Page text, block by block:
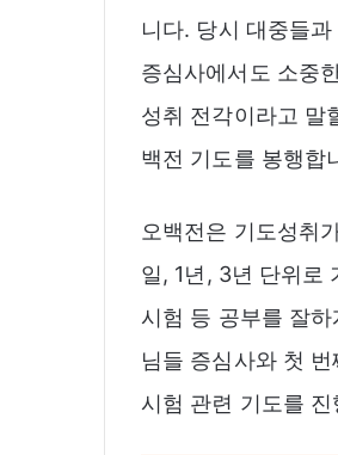
니다. 당시 대중들
증심사에서도 소중
성취 전각이라고 말
백전 기도를 봉행합
오백전은 기도성취
일, 1년, 3년 단위로
시험 등 공부를 잘
님들 증심사와 첫
시험 관련 기도를